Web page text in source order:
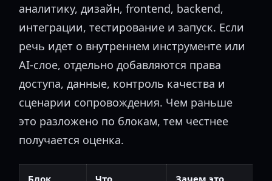
аналитику, дизайн, frontend, backend,
интеграции, тестирование и запуск. Если
речь идет о внутреннем инструменте или
AI-слое, отдельно добавляются права
доступа, данные, контроль качества и
сценарии сопровождения. Чем раньше
это разложено по блокам, тем честнее
получается оценка.
Блок Что Зачем это